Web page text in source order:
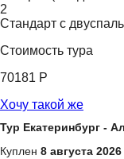
2
Стандарт с
Стоимость тура
70181 Р
Хочу такой же
Тур Екатеринбург -
Куплен 8 августа 2026